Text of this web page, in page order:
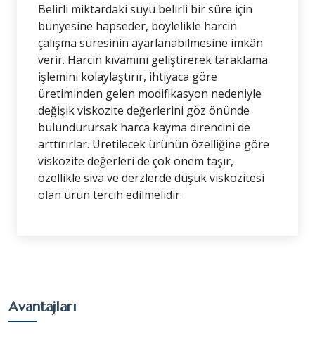
Belirli miktardaki suyu belirli bir süre için
bünyesine hapseder, böylelikle harcın
çalışma süresinin ayarlanabilmesine imkân
verir. Harcın kıvamını geliştirerek taraklama
işlemini kolaylaştırır, ihtiyaca göre
üretiminden gelen modifikasyon nedeniyle
değişik viskozite değerlerini göz önünde
bulundurursak harca kayma direncini de
arttırırlar. Üretilecek ürünün özelliğine göre
viskozite değerleri de çok önem taşır,
özellikle sıva ve derzlerde düşük viskozitesi
olan ürün tercih edilmelidir.
Avantajları